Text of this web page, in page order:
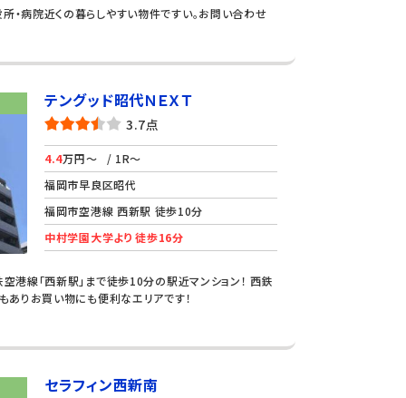
・病院近くの暮らしやすい物件ですい。お問い合わせ
テングッド昭代ＮＥＸＴ
3.7点
4.4万円～
/ 1R～
福岡市早良区昭代
福岡市空港線 西新駅 徒歩10分
中村学園大学より 徒歩16分
港線「西新駅」まで徒歩10分の駅近マンション！ 西鉄
ありお買い物にも便利なエリアです！
セラフィン西新南